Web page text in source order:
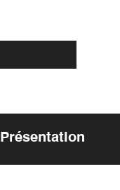
Présentation